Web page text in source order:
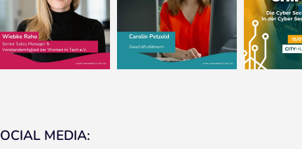
MEDIA: